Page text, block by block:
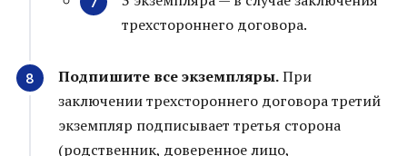
трехстороннего договора.
Подпишите все экземпляры.При
заключении трехстороннего договора третий
экземпляр подписывает третья сторона
(родственник, доверенное лицо,